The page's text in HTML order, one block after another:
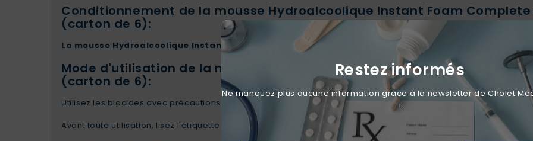
Restez informés
Ne manquez plus aucune information grâce à la newsletter de Cholet
!
Conditionnement de la mousse Hydroalcoolique Instant Foam
(carton de 6):
La mousse Hydroalcoolique Instant Foam Complete 1L pour distributeurs manuels
Mode d'utilisation de la mousse Hydroalcoolique Instant Foam
(carton de 6):
Utilisez les biocides avec précautions
Avant toute utilisation, lisez l'étiquette et les informations concernant le produit